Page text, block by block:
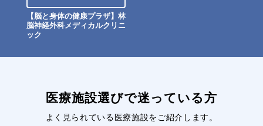
【脳と身体の健康プラザ】林
脳神経外科メディカルクリニ
ック
医療施設選びで迷っている方
よく見られている医療施設をご紹介します。